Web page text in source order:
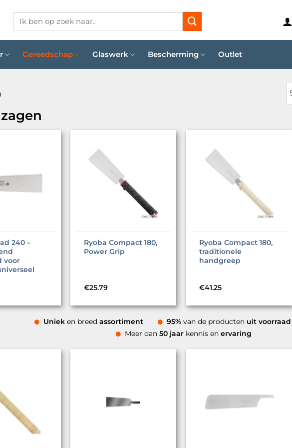
Zoeken
Gereedschap Glaswerk Bescherming Outlet
240 –
voor
Ryoba Compact 180,
Power Grip
€25.79
Ryoba Compact 180,
traditionele
handgreep
€41.25
Uniek en breedassortiment 95% van de producten uit voorraad
Meer dan50 jaar kennis enervaring